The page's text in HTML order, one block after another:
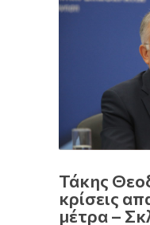
Τάκης
κρίσεις
μέτρα –